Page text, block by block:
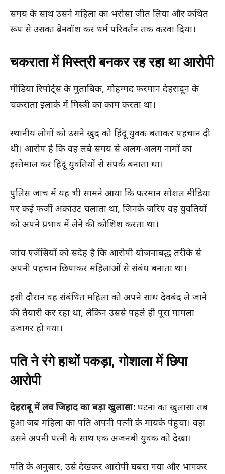
समय के साथ उसने महिला का भरोसा जीत लिया और कथित
रूप से उसका ब्रेनवॉश कर धर्म परिवर्तन तक करवा दिया।
चकराता में मिस्त्री बनकर रह रहा था आरोपी
मीडिया रिपोर्ट्स के मुताबिक, मोहम्मद फरमान देहरादून के
चकराता इलाके में मिस्त्री का काम करता था।
स्थानीय लोगों को उसने खुद को हिंदू युवक बताकर पहचान दी
थी। आरोप है कि वह लंबे समय से अलग-अलग नामों का
इस्तेमाल कर हिंदू युवतियों से संपर्क बनाता था।
पुलिस जांच में यह भी सामने आया कि फरमान सोशल मीडिया
पर कई फर्जी अकाउंट चलाता था, जिनके जरिए वह युवतियों
को अपने प्रभाव में लेने की कोशिश करता था।
जांच एजेंसियों को संदेह है कि आरोपी योजनाबद्ध तरीके से
अपनी पहचान छिपाकर महिलाओं से संबंध बनाता था।
इसी दौरान वह संबंधित महिला को अपने साथ देवबंद ले जाने
की तैयारी कर रहा था, लेकिन उससे पहले ही पूरा मामला
उजागर हो गया।
पति ने रंगे हाथों पकड़ा, गोशाला में छिपा
आरोपी
देहरादून में लव जिहाद का बड़ा खुलासा: घटना का खुलासा तब
हुआ जब महिला का पति अपनी पत्नी के मायके पंहुचा। वहां
उसने अपनी पत्नी के साथ एक अजनबी युवक को देखा।
पति के अनुसार, उसे देखकर आरोपी घबरा गया और भागकर